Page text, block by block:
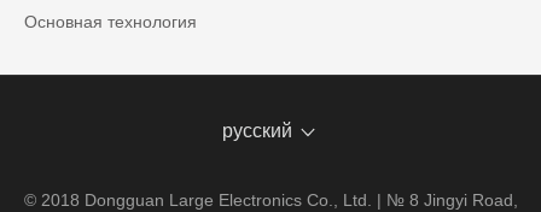
Основная технология
русский
© 2018 Dongguan Large Electronics Co., Ltd. | № 8 Jingyi Road,